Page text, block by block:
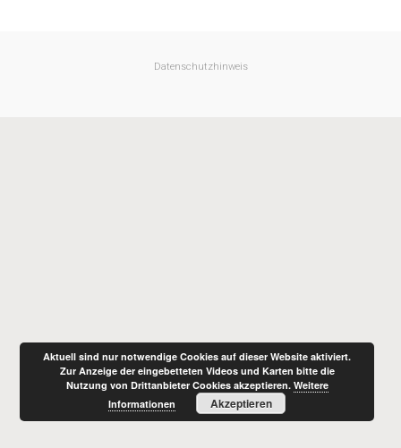
Datenschutzhinweis
Aktuell sind nur notwendige Cookies auf dieser Website aktiviert.
Zur Anzeige der eingebetteten Videos und Karten bitte die
Nutzung von Drittanbieter Cookies akzeptieren. Weitere
Informationen
Akzeptieren